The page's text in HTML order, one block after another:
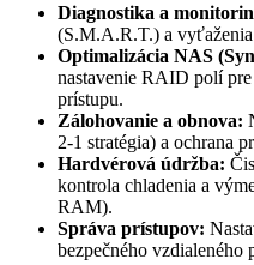
Diagnostika a
(S.M.A.R.T.) a vyťaženia
Optimalizácia NAS
nastavenie RAID polí
prístupu.
Zálohovanie a obnova:
2-1 stratégia) a ochrana
Hardvérová údržba:
kontrola chladenia a
RAM).
Správa prístupov:
bezpečného vzdialeného